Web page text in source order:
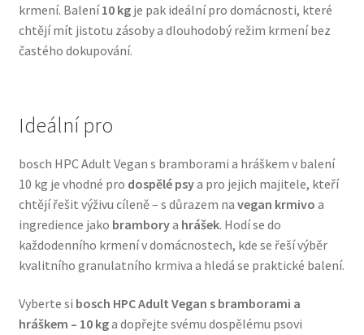
Royal Canin pro psy
Vodítka a obojky
Wolf of Wilderness
krmení. Balení10 kgje pak ideální pro domácnosti, které
chtějí mít jistotu zásoby a dlouhodobý režim krmení bez
častého dokupování.
Ideální pro
bosch HPC Adult Vegan s bramborami a hráškem v balení
10 kg je vhodné pro dospělé psya pro jejich majitele, kteří
chtějí řešit výživu cíleně – s důrazem na vegan krmivo a
ingredience jako bramborya hrášek. Hodí se do
každodenního krmení v domácnostech, kde se řeší výběr
kvalitního granulatního krmiva a hledá se praktické balení.
Vyberte si bosch HPC Adult Vegan s bramborami a
hráškem – 10 kga dopřejte svému dospělému psovi